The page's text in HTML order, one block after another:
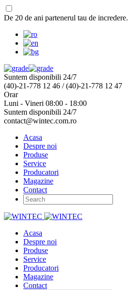
De 20 de ani partenerul tau de incredere.
Suntem disponibili 24/7
(40)-21-778 12 46 / (40)-21-778 12 47
Orar
Luni - Vineri 08:00 - 18:00
Suntem disponibili 24/7
contact@wintec.com.ro
Acasa
Despre noi
Produse
Service
Producatori
Magazine
Contact
Acasa
Despre noi
Produse
Service
Producatori
Magazine
Contact